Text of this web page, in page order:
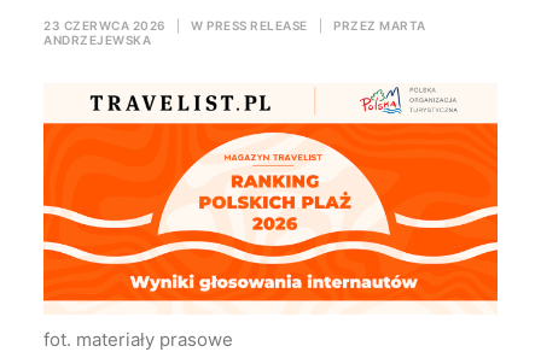
Rok Kobiet
Wyszukiwanie
23 CZERWCA 2026 W PRESS RELEASE PRZEZ MARTA
ANDRZEJEWSKA
fot. materiały prasowe